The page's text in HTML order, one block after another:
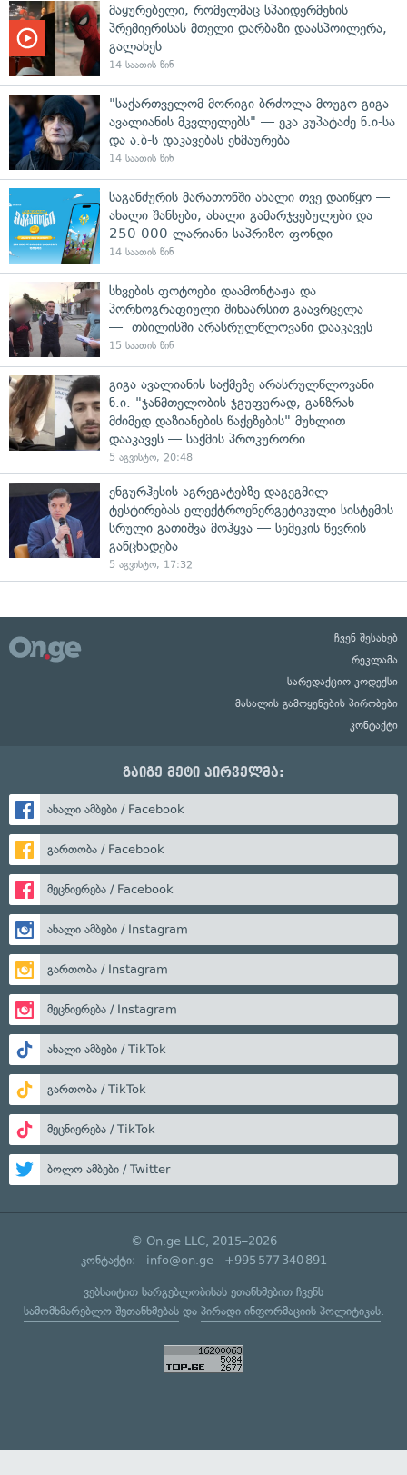
მაყურებელი, რომელმაც სპაიდერმენის
პრემიერისას მთელი დარბაზი დაასპოილერა,
გალახეს
14 საათის წინ
"საქართველომ მორიგი ბრძოლა მოუგო გიგა
ავალიანის მკვლელებს" — ეკა კუპატაძე ნ.ი-სა
და ა.ბ-ს დაკავებას ეხმაურება
14 საათის წინ
საგანძურის მარათონში ახალი თვე დაიწყო —
ახალი შანსები, ახალი გამარჯვებულები და
250 000-ლარიანი საპრიზო ფონდი
14 საათის წინ
სხვების ფოტოები დაამონტაჟა და
პორნოგრაფიული შინაარსით გაავრცელა
— თბილისში არასრულწლოვანი დააკავეს
15 საათის წინ
გიგა ავალიანის საქმეზე არასრულწლოვანი
ნ.ი. "ჯანმთელობის ჯგუფურად, განზრახ
მძიმედ დაზიანების წაქეზების" მუხლით
დააკავეს — საქმის პროკურორი
5 აგვისტო, 20:48
ენგურჰესის აგრეგატებზე დაგეგმილ
ტესტირებას ელექტროენერგეტიკული სისტემის
სრული გათიშვა მოჰყვა — სემეკის წევრის
განცხადება
5 აგვისტო, 17:32
ჩვენ შესახებ
რეკლამა
სარედაქციო კოდექსი
მასალის გამოყენების პირობები
კონტაქტი
გაიგე მეტი პირველმა:
ახალი ამბები / Facebook
გართობა / Facebook
მეცნიერება / Facebook
ახალი ამბები / Instagram
გართობა / Instagram
მეცნიერება / Instagram
ახალი ამბები / TikTok
გართობა / TikTok
მეცნიერება / TikTok
ბოლო ამბები / Twitter
© On.ge LLC, 2015–2026
კონტაქტი: info@on.ge +995 577 340 891
ვებსაიტით სარგებლობისას ეთანხმებით ჩვენს
სამომხმარებლო შეთანხმებასდა პირადი ინფორმაციის პოლიტიკას.